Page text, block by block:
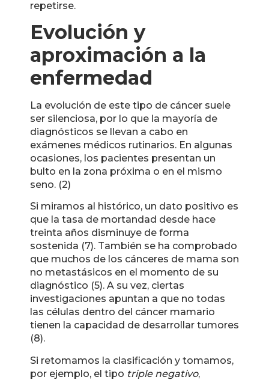
repetirse.
Evolución y
aproximación a la
enfermedad
La evolución de este tipo de cáncer suele
ser silenciosa, por lo que la mayoría de
diagnósticos se llevan a cabo en
exámenes médicos rutinarios. En algunas
ocasiones, los pacientes presentan un
bulto en la zona próxima o en el mismo
seno. (2)
Si miramos al histórico, un dato positivo es
que la tasa de mortandad desde hace
treinta años disminuye de forma
sostenida (7). También se ha comprobado
que muchos de los cánceres de mama son
no metastásicos en el momento de su
diagnóstico (5). A su vez, ciertas
investigaciones apuntan a que no todas
las células dentro del cáncer mamario
tienen la capacidad de desarrollar tumores
(8).
Si retomamos la clasificación y tomamos,
por ejemplo, el tipo triple negativo,